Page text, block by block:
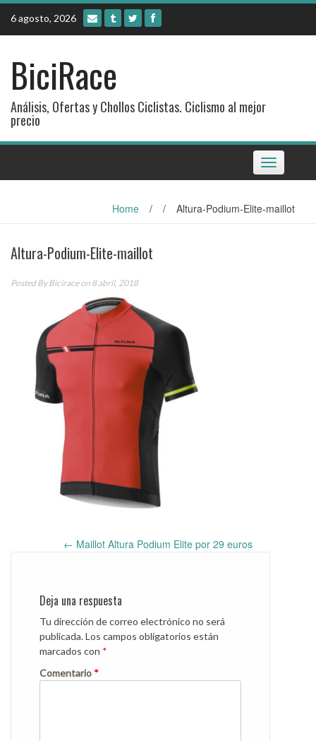
Skip
content
6 agosto, 2026
BiciRace
Análisis, Ofertas y Chollos Ciclistas. Ciclismo al mejor
precio
Toggle
navigation
Home / / Altura-Podium-Elite-maillot
Altura-Podium-Elite-maillot
Posted ByBiciraceon 8 abril, 2018
Post
← Maillot Altura Podium Elite por 29 euros
Deja una respuesta
Tu dirección de correo electrónico no será
publicada.Los campos obligatorios están
marcados con *
Comentario *